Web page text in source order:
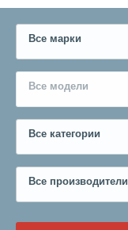
Все марки
Все модели
Все категории
Все производители